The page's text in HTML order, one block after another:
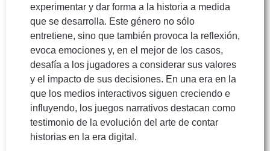
experimentar y dar forma a la historia a medida
que se desarrolla. Este género no sólo
entretiene, sino que también provoca la reflexión,
evoca emociones y, en el mejor de los casos,
desafía a los jugadores a considerar sus valores
y el impacto de sus decisiones. En una era en la
que los medios interactivos siguen creciendo e
influyendo, los juegos narrativos destacan como
testimonio de la evolución del arte de contar
historias en la era digital.